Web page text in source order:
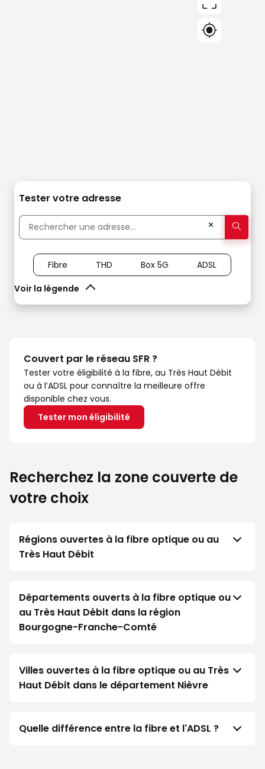
Tester votre adresse
✕
Voir la légende
Fibre THD Box 5G ADSL
Couvert par le réseau SFR ?
Tester votre éligibilité à la fibre, au Très Haut Débit
ou à l’ADSL pour connaître la meilleure offre
disponible chez vous.
Tester mon éligibilité
Recherchez la zone couverte de
votre choix
Régions ouvertes à la fibre optique ou au
Très Haut Débit
Départements ouverts à la fibre optique ou
au Très Haut Débit dans la région
Bourgogne-Franche-Comté
Villes ouvertes à la fibre optique ou au Très
Haut Débit dans le département Nièvre
Quelle différence entre la fibre et l'ADSL ?